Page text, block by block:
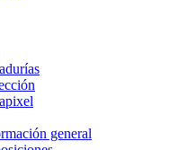
general